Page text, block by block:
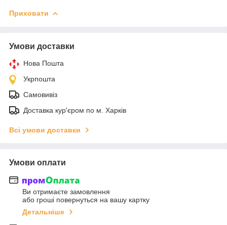
Приховати
Умови доставки
Нова Пошта
Укрпошта
Самовивіз
Доставка кур'єром по м. Харків
Всі умови доставки
Умови оплати
Ви отримаєте замовлення
або гроші повернуться на вашу картку
Детальніше